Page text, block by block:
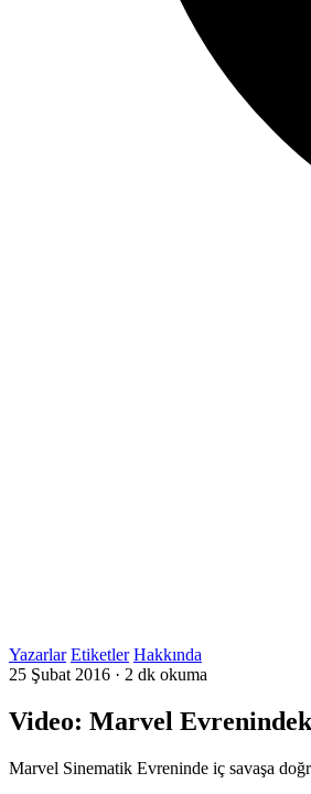
Yazarlar Etiketler Hakkında
25 Şubat 2016 · 2 dk okuma
Video: Marvel
Marvel Sinematik Evreninde iç savaşa